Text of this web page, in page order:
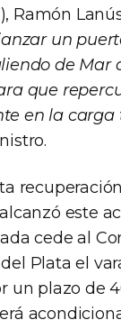
Ramón
un
de Mar
que
en la carga
este
cede al
Plata el
un plazo de